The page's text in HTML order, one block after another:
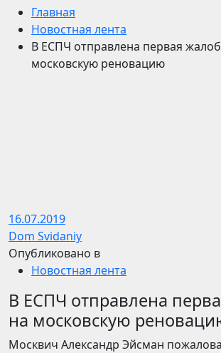
Главная
Новостная лента
В ЕСПЧ отправлена первая
московскую реновацию
16.07.2019
Dom Svidaniy
Опубликовано в
Новостная лента
В ЕСПЧ отправлена
на московскую
Москвич Александр Эйсман